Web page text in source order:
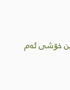
خۆشی ئەم